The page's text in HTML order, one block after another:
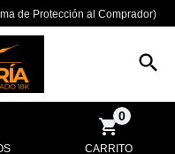
de Protección al Comprador)
CARRITO
0